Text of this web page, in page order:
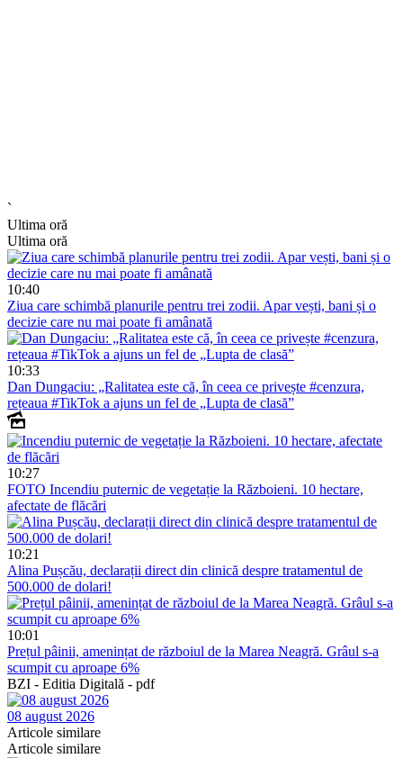
`
Ultima oră
Ultima oră
10:40
Ziua care schimbă planurile pentru trei zodii. Apar vești, bani și o
decizie care nu mai poate fi amânată
10:33
Dan Dungaciu: „Ralitatea este că, în ceea ce privește #cenzura,
rețeaua #TikTok a ajuns un fel de „Lupta de clasă”
10:27
FOTO Incendiu puternic de vegetație la Războieni. 10 hectare,
afectate de flăcări
10:21
Alina Pușcău, declarații direct din clinică despre tratamentul de
500.000 de dolari!
10:01
Prețul pâinii, amenințat de războiul de la Marea Neagră. Grâul s-a
scumpit cu aproape 6%
BZI - Editia Digitală - pdf
08 august 2026
Articole similare
Articole similare